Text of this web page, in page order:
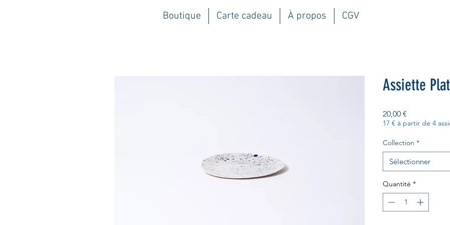
Boutique Carte cadeau À propos CGV
Assiette
20,00 €
17 € à partir de 4
Collection *
Sélectionner
Quantité *